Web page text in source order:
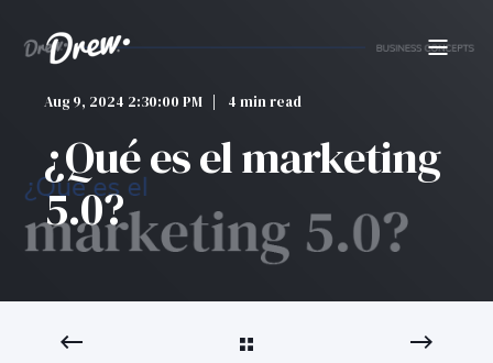
Aug 9, 2024 2:30:00 PM 4 min read
¿Qué es el marketing
5.0?